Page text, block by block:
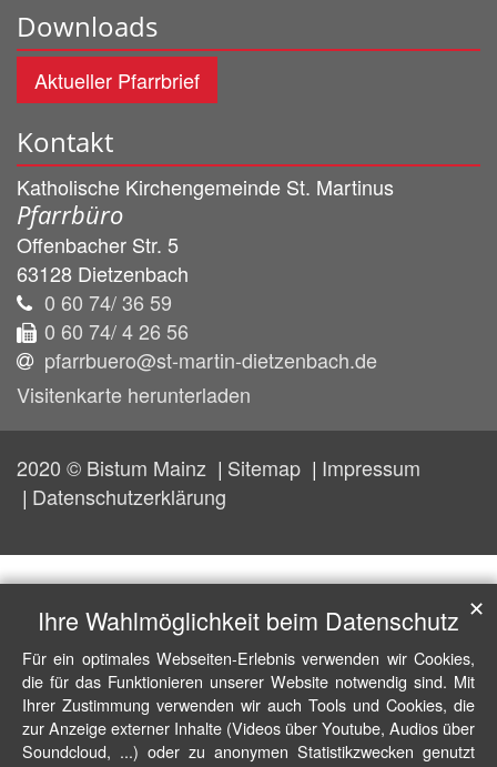
Downloads
Aktueller Pfarrbrief
Kontakt
Katholische Kirchengemeinde St. Martinus
Pfarrbüro
Offenbacher Str. 5
63128 Dietzenbach
0 60 74/ 36 59
0 60 74/ 4 26 56
pfarrbuero@st-martin-dietzenbach.de
Visitenkarte herunterladen
2020 © Bistum Mainz Sitemap
Impressum
Datenschutzerklärung
Ihre Wahlmöglichkeit beim Datenschutz
Für ein optimales Webseiten-Erlebnis verwenden wir Cookies,
die für das Funktionieren unserer Website notwendig sind. Mit
Ihrer Zustimmung verwenden wir auch Tools und Cookies, die
zur Anzeige externer Inhalte (Videos über Youtube, Audios über
Soundcloud, ...) oder zu anonymen Statistikzwecken genutzt
✕